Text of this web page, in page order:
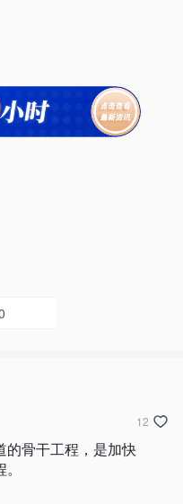
的骨干工程，是加快
12